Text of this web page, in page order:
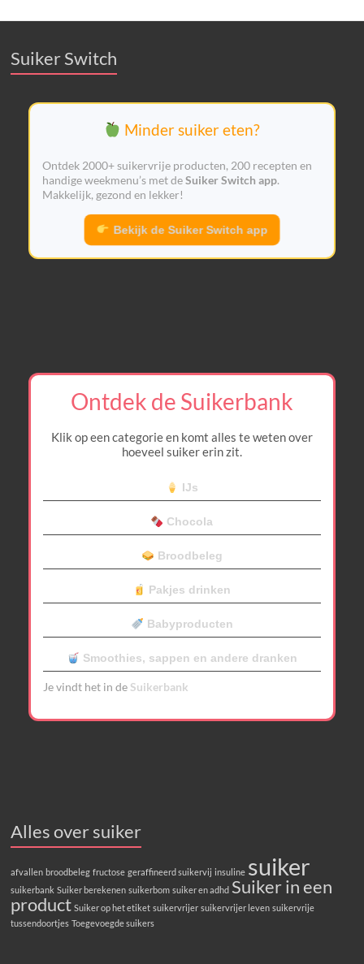
Suiker Switch
Minder suiker eten?
Ontdek 2000+ suikervrije producten, 200 recepten en
handige weekmenu’s met deSuiker Switch app.
Makkelijk, gezond en lekker!
Bekijk de Suiker Switch app
Ontdek de Suikerbank
Klik op een categorie en komt alles te weten over
hoeveel suiker erin zit.
IJs
Chocola
Broodbeleg
Pakjes drinken
Babyproducten
Smoothies, sappen en andere dranken
Je vindt het in de Suikerbank
Alles over suiker
afvallen broodbeleg fructose geraffineerd suikervij insuline suiker
suikerbank Suiker berekenen suikerbom suiker en adhd Suiker in een
product Suiker op het etiket suikervrijer suikervrijer leven suikervrije
tussendoortjes Toegevoegde suikers